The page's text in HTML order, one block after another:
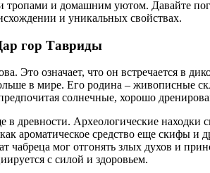
тропами и домашним уютом. Давайте
и уникальных свойствах.
гор Тавриды
Это означает, что он встречается в
в мире. Его родина – живописные
солнечные, хорошо
древности. Археологические находки
ароматическое средство еще скифы и
чабреца мог отгонять злых духов и
с силой и здоровьем.